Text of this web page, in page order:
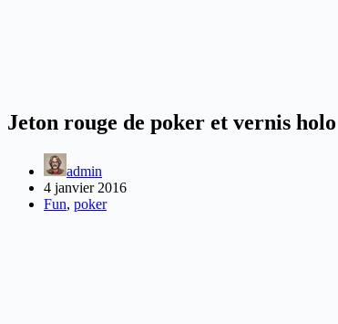
Jeton rouge de poker et vernis
admin
4 janvier 2016
Fun, poker